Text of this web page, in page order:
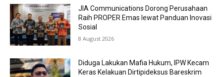
JIA Communications Dorong Perusahaan
Raih PROPER Emas lewat Panduan Inovasi
Sosial
8 August 2026
Diduga Lakukan Mafia Hukum, IPW Kecam
Keras Kelakuan Dirtipideksus Bareskrim